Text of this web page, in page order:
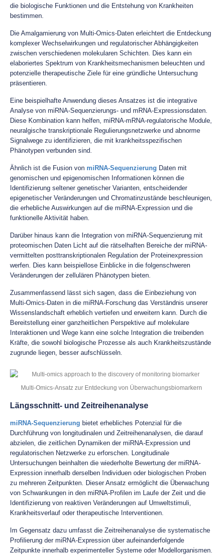
die biologische Funktionen und die Entstehung von Krankheiten
bestimmen.
Die Amalgamierung von Multi-Omics-Daten erleichtert die Entdeckung
komplexer Wechselwirkungen und regulatorischer Abhängigkeiten
zwischen verschiedenen molekularen Schichten. Dies kann ein
elaboriertes Spektrum von Krankheitsmechanismen beleuchten und
potenzielle therapeutische Ziele für eine gründliche Untersuchung
präsentieren.
Eine beispielhafte Anwendung dieses Ansatzes ist die integrative
Analyse von miRNA-Sequenzierungs- und mRNA-Expressionsdaten.
Diese Kombination kann helfen, miRNA-mRNA-regulatorische Module,
neuralgische transkriptionale Regulierungsnetzwerke und abnorme
Signalwege zu identifizieren, die mit krankheitsspezifischen
Phänotypen verbunden sind.
Ähnlich ist die Fusion von miRNA-Sequenzierung Daten mit
genomischen und epigenomischen Informationen können die
Identifizierung seltener genetischer Varianten, entscheidender
epigenetischer Veränderungen und Chromatinzustände beschleunigen,
die erhebliche Auswirkungen auf die miRNA-Expression und die
funktionelle Aktivität haben.
Darüber hinaus kann die Integration von miRNA-Sequenzierung mit
proteomischen Daten Licht auf die rätselhaften Bereiche der miRNA-
vermittelten posttranskriptionalen Regulation der Proteinexpression
werfen. Dies kann beispiellose Einblicke in die folgenschweren
Veränderungen der zellulären Phänotypen bieten.
Zusammenfassend lässt sich sagen, dass die Einbeziehung von
Multi-Omics-Daten in die miRNA-Forschung das Verständnis unserer
Wissenslandschaft erheblich vertiefen und erweitern kann. Durch die
Bereitstellung einer ganzheitlichen Perspektive auf molekulare
Interaktionen und Wege kann eine solche Integration die treibenden
Kräfte, die sowohl biologische Prozesse als auch Krankheitszustände
zugrunde liegen, besser aufschlüsseln.
Multi-Omics-Ansatz zur Entdeckung von Überwachungsbiomarkern
Längsschnitt- und Zeitreihenanalyse
miRNA-Sequenzierung bietet erhebliches Potenzial für die
Durchführung von longitudinalen und Zeitreihenanalysen, die darauf
abzielen, die zeitlichen Dynamiken der miRNA-Expression und
regulatorischen Netzwerke zu erforschen. Longitudinale
Untersuchungen beinhalten die wiederholte Bewertung der miRNA-
Expression innerhalb derselben Individuen oder biologischen Proben
zu mehreren Zeitpunkten. Dieser Ansatz ermöglicht die Überwachung
von Schwankungen in den miRNA-Profilen im Laufe der Zeit und die
Identifizierung von reaktiven Veränderungen auf Umweltstimuli,
Krankheitsverlauf oder therapeutische Interventionen.
Im Gegensatz dazu umfasst die Zeitreihenanalyse die systematische
Profilierung der miRNA-Expression über aufeinanderfolgende
Zeitpunkte innerhalb experimenteller Systeme oder Modellorganismen.